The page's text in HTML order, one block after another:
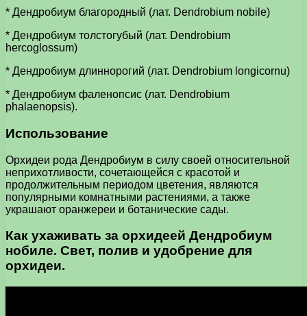
* Дендробиум благородный (лат. Dendrobium nobile)
* Дендробиум толстогубый (лат. Dendrobium
hercoglossum)
* Дендробиум длиннорогий (лат. Dendrobium longicornu)
* Дендробиум фаленопсис (лат. Dendrobium
phalaenopsis).
Использование
Орхидеи рода Дендробиум в силу своей относительной
неприхотливости, сочетающейся с красотой и
продолжительным периодом цветения, являются
популярными комнатными растениями, а также
украшают оранжереи и ботанические сады.
Как ухаживать за орхидеей Дендробиум
нобиле. Свет, полив и удобрение для
орхидеи.